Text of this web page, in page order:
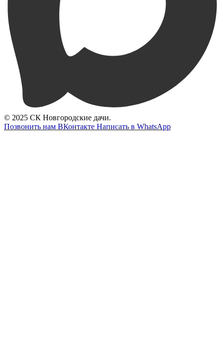
© 2025 СК Новгородские дачи.
Позвонить нам ВКонтакте Написать в WhatsApp